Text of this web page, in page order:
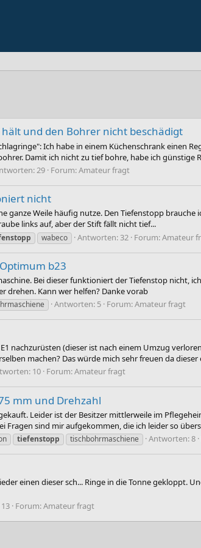
und den Bohrer nicht beschädigt
Ich habe in einem Küchenschrank einen
Damit ich nicht zu tief bohre, habe ich günstige
29 Forum:Amateur fragt
nicht
ganze Weile häufig nutze. Den Tiefenstopp
links auf, aber der Stift fällt nicht tief...
wabeco Antworten: 32 Forum:Amateur
b23
Bei dieser funktioniert der Tiefenstop nicht,
drehen. Kann wer helfen? Danke vorab
Antworten: 5 Forum:Amateur fragt
nachzurüsten (dieser ist nach einem Umzug
machen? Das würde mich sehr freuen da dieser
10 Forum:Amateur fragt
mm und Drehzahl
Leider ist der Besitzer mittlerweile im
Fragen sind mir aufgekommen, die ich leider so
tiefenstopp tischbohrmaschiene Antworten: 8
einen dieser sch... Ringe in die Tonne gekloppt.
Forum:Amateur fragt